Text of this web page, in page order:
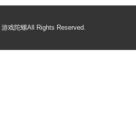
游戏陀螺All Rights Reserved.